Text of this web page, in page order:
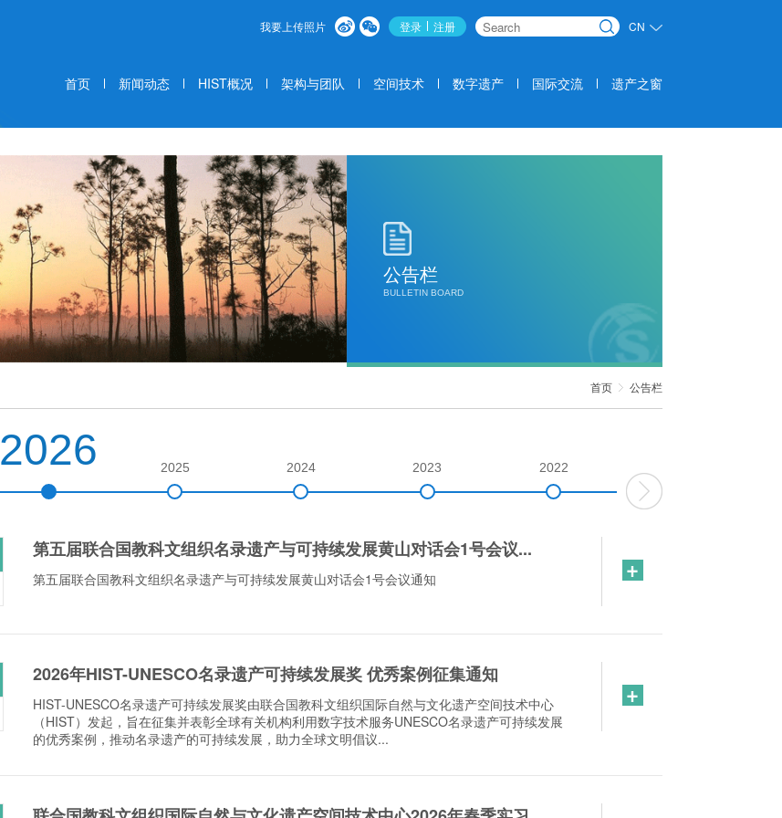
我要上传照片 登录 注册 CN
首页 新闻动态 HIST概况 架构与团队 空间技术 数字遗产 国际交流 遗产之窗
公告栏
BULLETIN BOARD
首页 公告栏
2026 2025 2024 2023 2022
第五届联合国教科文组织名录遗产与可持续发展黄山对话会1号会议...
第五届联合国教科文组织名录遗产与可持续发展黄山对话会1号会议通知 +
2026年HIST-UNESCO名录遗产可持续发展奖 优秀案例征集通知
HIST-UNESCO名录遗产可持续发展奖由联合国教科文组织国际自然与文化遗产空间技术中心
（HIST）发起，旨在征集并表彰全球有关机构利用数字技术服务UNESCO名录遗产可持续发展
的优秀案例，推动名录遗产的可持续发展，助力全球文明倡议...
+